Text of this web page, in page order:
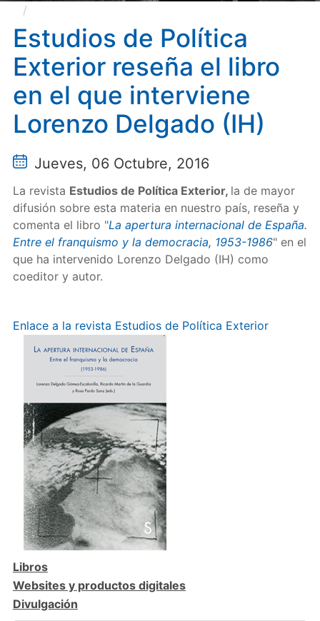
que interviene Lorenzo Delgado (IH)
Estudios de Política
Exterior reseña el libro
en el que interviene
Lorenzo Delgado (IH)
Jueves, 06 Octubre, 2016
La revista Estudios de Política Exterior, la de mayor
difusión sobre esta materia en nuestro país, reseña y
comenta el libro "La apertura internacional de España.
Entre el franquismo y la democracia, 1953-1986" en el
que ha intervenido Lorenzo Delgado (IH) como
coeditor y autor.
Enlace a la revista Estudios de Política Exterior
Libros
Websites y productos digitales
Divulgación